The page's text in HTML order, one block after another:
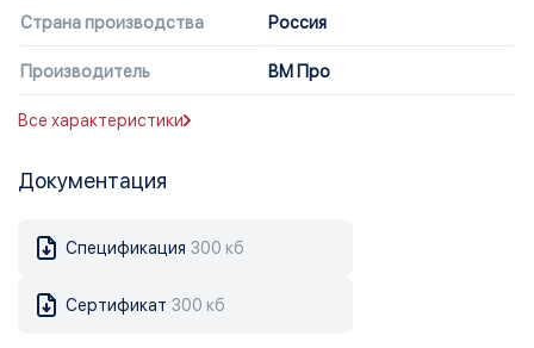
Страна производства Россия
Производитель ВМ Про
Все характеристики
Документация
Спецификация 300 кб
Сертификат 300 кб